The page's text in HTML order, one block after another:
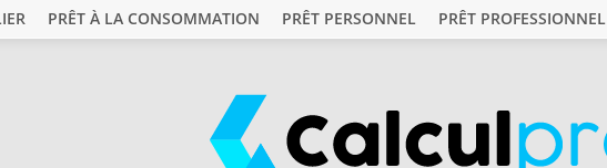
PRÊT À LA CONSOMMATION PRÊT PERSONNEL PRÊT PROFESSIONNEL